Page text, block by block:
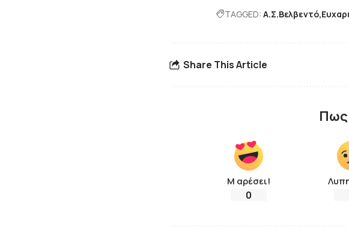
TAGGED: Α.Σ.Βελβεντό
Share This Article
Πως
Μ αρέσει!
0